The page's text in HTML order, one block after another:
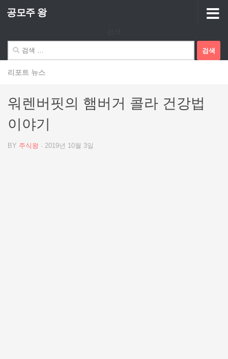
Skip to content
공모주 왕
색:
리포트 뉴스
워렌버핏의 햄버거 콜라 건강법
이야기
BY 주식왕 · 2019년 10월 3일